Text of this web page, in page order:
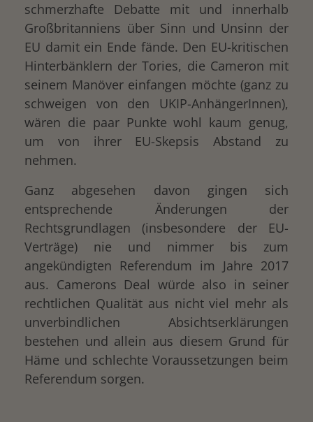
schmerzhafte Debatte mit und innerhalb
Großbritanniens über Sinn und Unsinn der
EU damit ein Ende fände. Den EU-kritischen
Hinterbänklern der Tories, die Cameron mit
seinem Manöver einfangen möchte (ganz zu
schweigen von den UKIP-AnhängerInnen),
wären die paar Punkte wohl kaum genug,
um von ihrer EU-Skepsis Abstand zu
nehmen.
Ganz abgesehen davon gingen sich
entsprechende Änderungen der
Rechtsgrundlagen (insbesondere der EU-
Verträge) nie und nimmer bis zum
angekündigten Referendum im Jahre 2017
aus. Camerons Deal würde also in seiner
rechtlichen Qualität aus nicht viel mehr als
unverbindlichen Absichtserklärungen
bestehen und allein aus diesem Grund für
Häme und schlechte Voraussetzungen beim
Referendum sorgen.